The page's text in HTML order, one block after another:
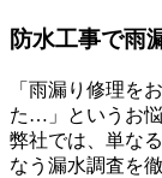
防水工事で雨
「雨漏り修理を
た…」というお悩
弊社では、単な
なう漏水調査を徹